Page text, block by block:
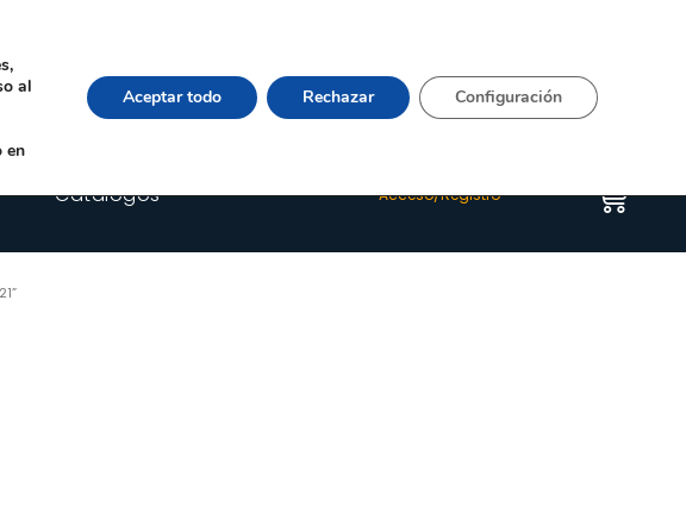
Quienes somos Happyblog Contacto
Catálogos Acceso/Registro
al
en
Aceptar todo Rechazar Configuración